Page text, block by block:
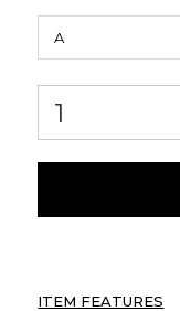
ITEM FEATURES